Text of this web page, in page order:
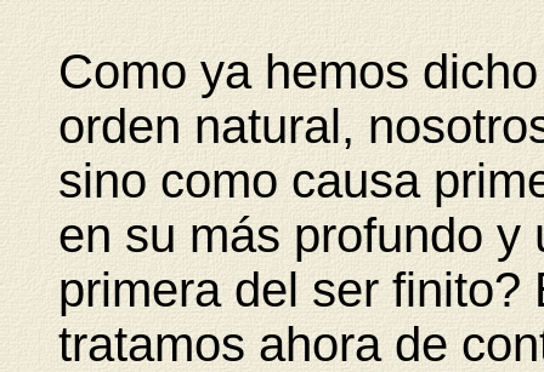
Como ya hemos
orden natural,
sino como causa
en su más profundo y
primera del ser finito?
tratamos ahora de